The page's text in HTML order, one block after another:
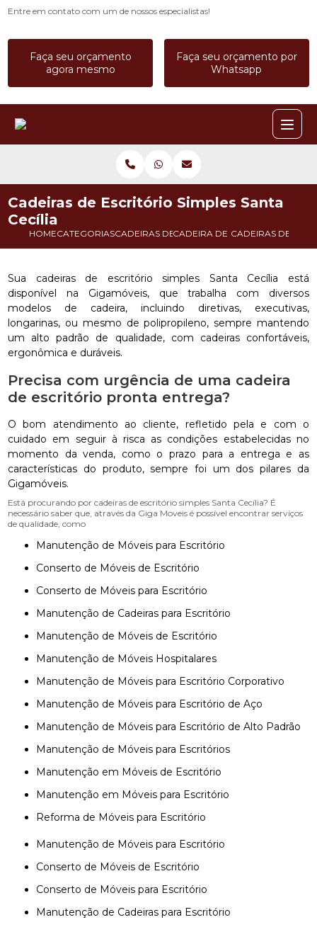
Entre em contato com um de nossos especialistas!
Faça seu orçamento
agora mesmo
Faça seu orçamento por
Whatsapp
HOMECATEGORIASCADEIRAS DE ESCRITORIOCADEIRA DE ESCRITORIO A
CADEIRAS DE
Cadeiras de Escritório Simples Santa
Cecília
Sua cadeiras de escritório simples Santa Cecília está
disponível na Gigamóveis, que trabalha com diversos
modelos de cadeira, incluindo diretivas, executivas,
longarinas, ou mesmo de polipropileno, sempre mantendo
um alto padrão de qualidade, com cadeiras confortáveis,
ergonômica e duráveis.
Precisa com urgência de uma cadeira
de escritório pronta entrega?
O bom atendimento ao cliente, refletido pela e com o
cuidado em seguir à risca as condições estabelecidas no
momento da venda, como o prazo para a entrega e as
características do produto, sempre foi um dos pilares da
Gigamóveis.
Está procurando por cadeiras de escritório simples Santa Cecília? É
necessário saber que, através da Giga Moveis é possível encontrar serviços
de qualidade, como
Manutenção de Móveis para Escritório
Conserto de Móveis de Escritório
Conserto de Móveis para Escritório
Manutenção de Cadeiras para Escritório
Manutenção de Móveis de Escritório
Manutenção de Móveis Hospitalares
Manutenção de Móveis para Escritório Corporativo
Manutenção de Móveis para Escritório de Aço
Manutenção de Móveis para Escritório de Alto Padrão
Manutenção de Móveis para Escritórios
Manutenção em Móveis de Escritório
Manutenção em Móveis para Escritório
Reforma de Móveis para Escritório
Manutenção de Móveis para Escritório
Conserto de Móveis de Escritório
Conserto de Móveis para Escritório
Manutenção de Cadeiras para Escritório